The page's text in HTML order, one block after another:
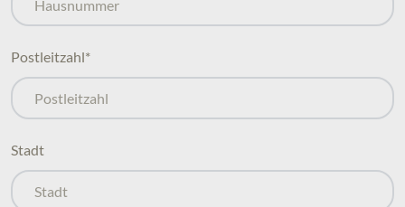
Postleitzahl*
Stadt